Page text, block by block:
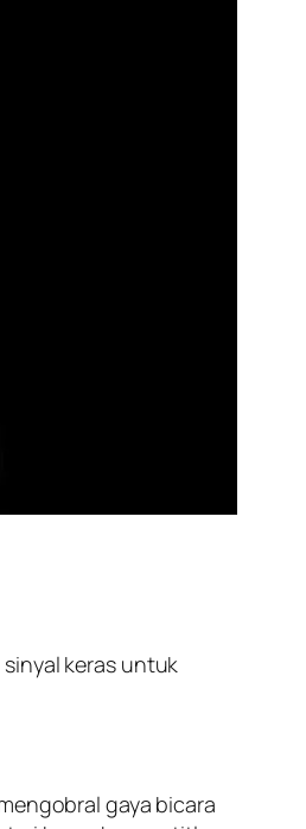
sinyal keras untuk
gaya bicara